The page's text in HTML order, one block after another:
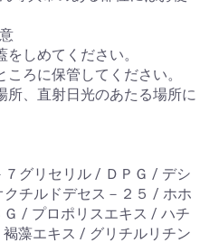
しめてください。
ろに保管してください。
所、直射日光のあたる場所に
グリセリル / ＤＰＧ / デシ
チルドデセス－２５ / ホホ
/ プロポリスエキス / ハチ
藻エキス / グリチルリチン